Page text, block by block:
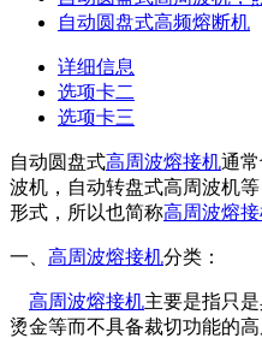
自动圆盘式高频熔断机
详细信息
选项卡二
选项卡三
自动圆盘式高周波熔接机通
波机，自动转盘式高周波机
形式，所以也简称高周波熔
一、 高周波熔接机分类：
高周波熔接机主要是指只
烫金等而不具备裁切功能的